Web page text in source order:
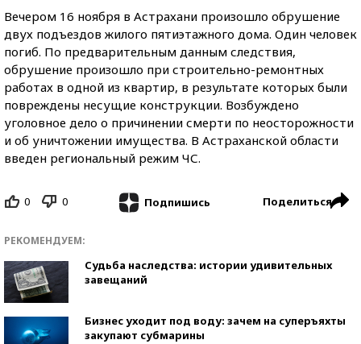
Вечером 16 ноября в Астрахани произошло обрушение
двух подъездов жилого пятиэтажного дома. Один человек
погиб. По предварительным данным следствия,
обрушение произошло при строительно-ремонтных
работах в одной из квартир, в результате которых были
повреждены несущие конструкции. Возбуждено
уголовное дело о причинении смерти по неосторожности
и об уничтожении имущества. В Астраханской области
введен региональный режим ЧС.
0 0 Подпишись Поделиться
РЕКОМЕНДУЕМ:
Судьба наследства: истории удивительных
завещаний
Бизнес уходит под воду: зачем на суперъяхты
закупают субмарины